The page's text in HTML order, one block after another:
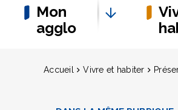
Mon
agglo
Accueil Vivre et habiter